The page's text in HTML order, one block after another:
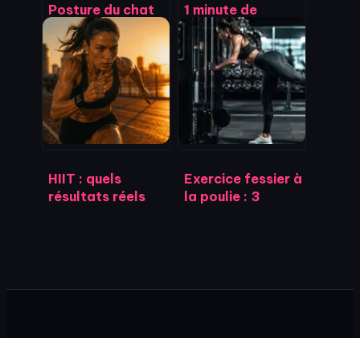
Posture du chat
en yoga : 4
variantes pour
libérer votre
colonne
vertébrale
1 minute de
gainage : calcul
réel des calories
et facteurs
d’optimisation
métabolique
HIIT : quels
résultats réels
Exercice fessier à
la poulie : 3